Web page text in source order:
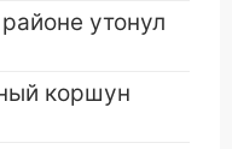
утонул
коршун